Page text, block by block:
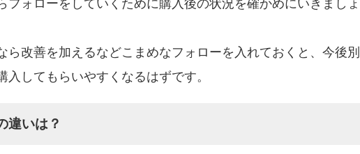
フォローをしていくために購入後の状況を確かめにいきましょ
ら改善を加えるなどこまめなフォローを入れておくと、今後別
してもらいやすくなるはずです。
違いは？